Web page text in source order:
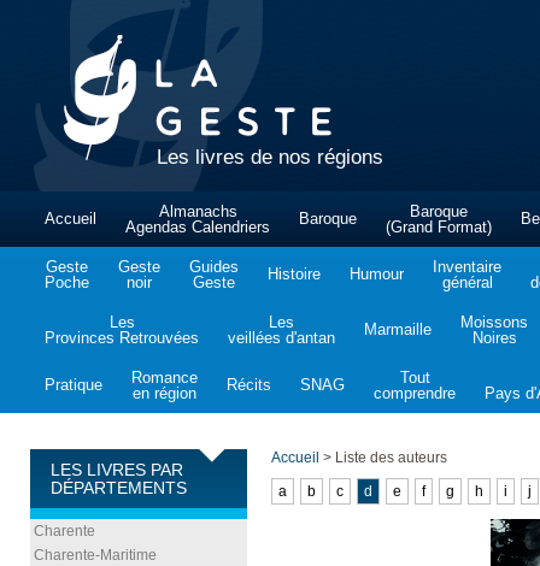
Les livres de nos régions
Accueil
Almanachs
Agendas Calendriers
Baroque
Baroque
(Grand Format)
Geste
Poche
Geste
noir
Guides
Geste
Histoire Humour
Inventaire
général
Les
Provinces Retrouvées
Les
veillées d'antan
Marmaille
Moissons
Noires
Pratique
Romance
en région
Récits SNAG
Tout
comprendre
Pays
LES LIVRES PAR
DÉPARTEMENTS
Charente
Charente-Maritime
Accueil > Liste des auteurs
a
b c d e f g h i j